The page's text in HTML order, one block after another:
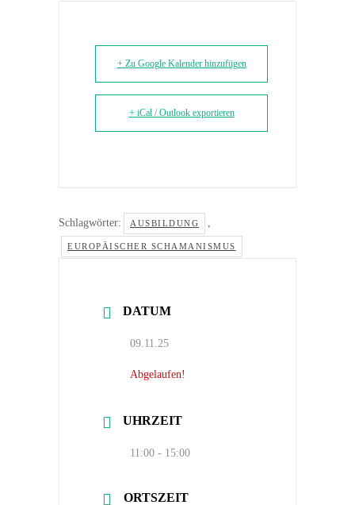
+ Zu Google Kalender hinzufügen
+ iCal / Outlook exportieren
Schlagwörter: AUSBILDUNG ,
EUROPÄISCHER SCHAMANISMUS
DATUM
09.11.25
Abgelaufen!
UHRZEIT
11:00 - 15:00
ORTSZEIT